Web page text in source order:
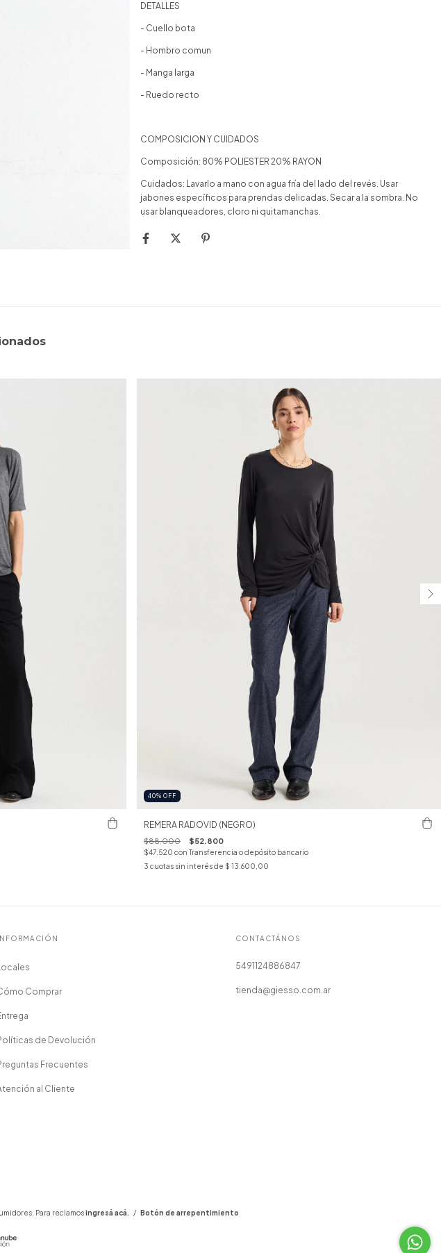
DETALLES
- Cuello bota
- Hombro comun
- Manga larga
- Ruedo recto
COMPOSICION Y CUIDADOS
Composición: 80% POLIESTER 20% RAYON
Cuidados: Lavarlo a mano con agua fría del lado del revés. Usar
jabones específicos para prendas delicadas. Secar a la sombra. No
usar blanqueadores, cloro ni quitamanchas.
40% OFF
REMERA RADOVID (NEGRO)
$88.000 $52.800
$47.520 con Transferencia o depósito bancario
3 cuotas sin interés de $ 13.600,00
Comprar
de Devolución
Frecuentes
al Cliente
CONTACTÁNOS
5491124886847
tienda@giesso.com.ar
Para reclamosingresá acá. / Botón de arrepentimiento